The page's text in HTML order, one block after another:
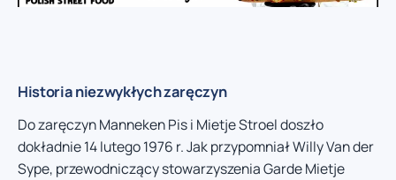
Historia niezwykłych zaręczyn
Do zaręczyn Manneken Pis i Mietje Stroel doszło
dokładnie 14 lutego 1976 r. Jak przypomniał Willy Van der
Sype, przewodniczący stowarzyszenia Garde Mietje